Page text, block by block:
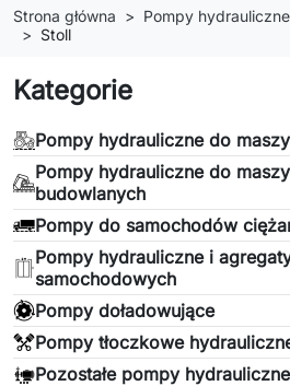
Strona główna
Pompy
Stoll
Kategorie
Pompy hydrauliczne do
Pompy hydrauliczne do
budowlanych
Pompy do samochodów
Pompy hydrauliczne i
samochodowych
Pompy doładowujące
Pompy tłoczkowe
Pozostałe pompy hydrauliczne